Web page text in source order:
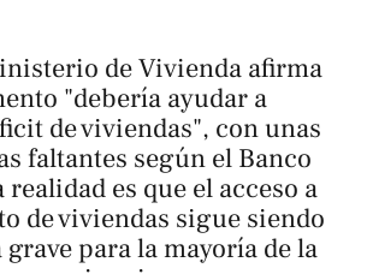
de Vivienda afirma
"debería ayudar a
de viviendas", con unas
faltantes según el Banco
realidad es que el acceso a
de viviendas sigue siendo
para la mayoría de la